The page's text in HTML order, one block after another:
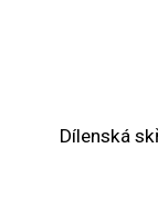
Dílenská